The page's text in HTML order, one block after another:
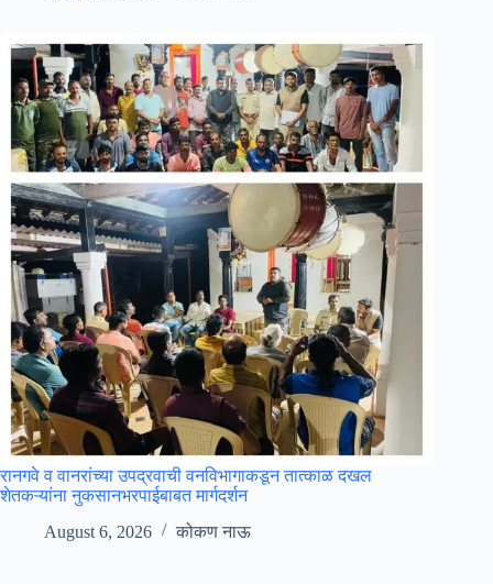
रानगवे व वानरांच्या उपद्रवाची वनविभागाकडून तात्काळ दखल
शेतकऱ्यांना नुकसानभरपाईबाबत मार्गदर्शन
August 6, 2026
कोकण नाऊ